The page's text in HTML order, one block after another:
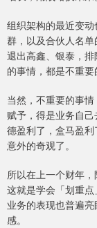
组织架构的最近变
群，以及合伙人名
退出高鑫、银泰，
的事情，都是不重要
当然，不重要的事
赋予，得是业务自
德盈利了，盒马盈
意外的奇观了。
所以在上一个财年
这就是学会「划重
业务的表现也普遍
感。